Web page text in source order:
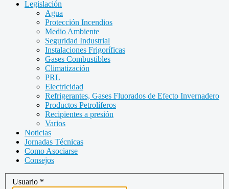
Legislación
Agua
Protección Incendios
Medio Ambiente
Seguridad Industrial
Instalaciones Frigoríficas
Gases Combustibles
Climatización
PRL
Electricidad
Refrigerantes, Gases Fluorados de Efecto Invernadero
Productos Petrolíferos
Recipientes a presión
Varios
Noticias
Jornadas Técnicas
Como Asociarse
Consejos
Usuario *